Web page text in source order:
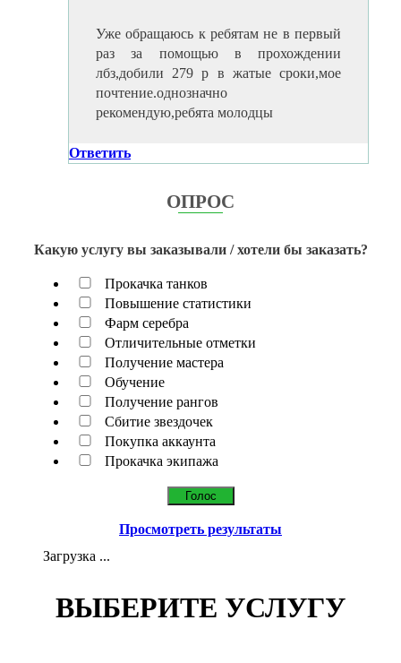
Уже обращаюсь к ребятам не в первый
раз за помощью в прохождении
лбз,добили 279 р в жатые сроки,мое
почтение.однозначно
рекомендую,ребята молодцы
Ответить
ОПРОС
Какую услугу вы заказывали / хотели бы заказать?
Прокачка танков
Повышение статистики
Фарм серебра
Отличительные отметки
Получение мастера
Обучение
Получение рангов
Сбитие звездочек
Покупка аккаунта
Прокачка экипажа
Просмотреть результаты
Загрузка ...
ВЫБЕРИТЕ УСЛУГУ